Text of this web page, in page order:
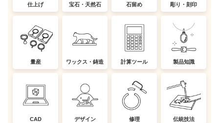
仕上げ 宝石・天然石 石留め 彫り・刻印
量産 ワックス・鋳造 計算ツール 製品知識
CAD デザイン 修理 伝統技法